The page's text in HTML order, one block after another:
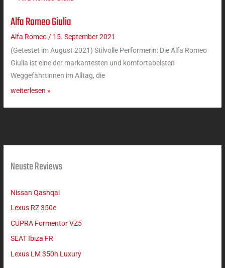
Alfa Romeo Giulia
Alfa Romeo / 15. September 2021
(Getestet im August 2021) Stilvolle Performerin: Die Alfa Romeo
Giulia ist eine der markantesten und komfortabelsten
Weggefährtinnen im Alltag, die
Alfa
Romeo
weiterlesen »
Neuste Reviews
Nissan Qashqai
Lexus RZ 350e
CUPRA Formentor VZ5
SEAT Ibiza FR
Lexus LM 350h Luxury